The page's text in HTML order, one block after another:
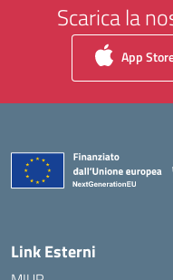
Scarica la
App
Link Esterni